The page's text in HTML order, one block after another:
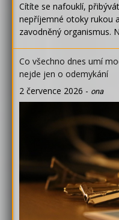
Cítíte se nafouklí,
nepříjemné otoky rukou
zavodněný organismus.
Co všechno dnes umí
nejde jen o odemykání
2 července 2026 - ona